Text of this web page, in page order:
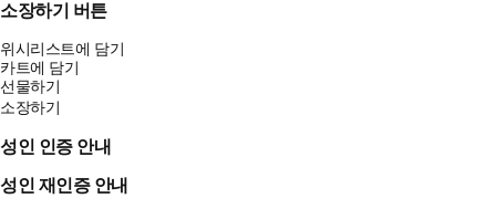
소장하기 버튼
위시리스트에 담기
카트에 담기
선물하기
소장하기
성인 인증 안내
성인 재인증 안내